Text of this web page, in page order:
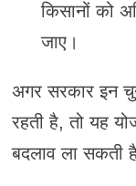
किसानों को
जाए।
अगर सरकार इन
रहती है, तो यह
बदलाव ला सकती